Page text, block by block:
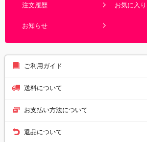
注文履歴 お気に入
お知らせ
ご利用ガイド
送料について
お支払い方法について
返品について